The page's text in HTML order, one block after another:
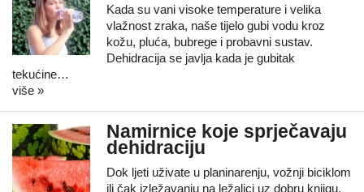
Kada su vani visoke temperature i velika
vlažnost zraka, naše tijelo gubi vodu kroz
kožu, pluća, bubrege i probavni sustav.
Dehidracija se javlja kada je gubitak
tekućine…
više »
Namirnice koje sprječavaju
dehidraciju
Dok ljeti uživate u planinarenju, vožnji biciklom
ili čak izležavanju na ležaljci uz dobru knjigu,